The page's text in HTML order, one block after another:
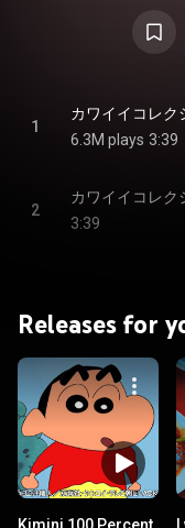
1
カワイイコレク
6.3M plays 3:39
2
カワイイコレ
3:39
Releases for